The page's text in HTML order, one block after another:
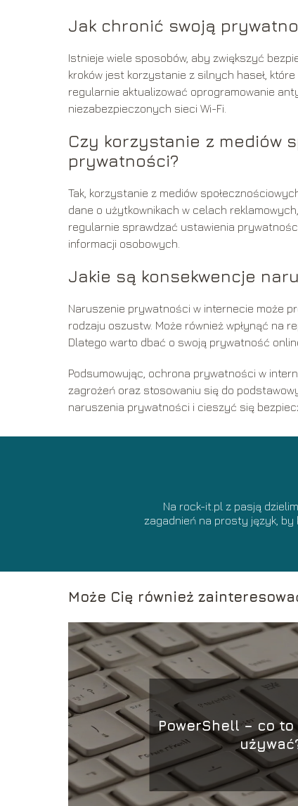
Jak chronić swoją
Istnieje wiele sposobów, aby zwiększyć
kroków jest korzystanie z silnych haseł,
regularnie aktualizować oprogramowanie
niezabezpieczonych sieci Wi-Fi.
Czy korzystanie z mediów
prywatności?
Tak, korzystanie z mediów
dane o użytkownikach w celach
regularnie sprawdzać ustawienia
informacji osobowych.
Jakie są konsekwencje
Naruszenie prywatności w internecie może
rodzaju oszustw. Może również wpłynąć na
Dlatego warto dbać o swoją prywatność
Podsumowując, ochrona prywatności w
zagrożeń oraz stosowaniu się do
naruszenia prywatności i cieszyć się
Na rock-it.pl z pasją
zagadnień na prosty język, by
Może Cię również
PowerShell – co